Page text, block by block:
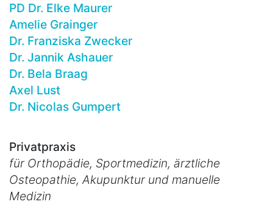
PD Dr. Elke Maurer
Amelie Grainger
Dr. Franziska Zwecker
Dr. Jannik Ashauer
Dr. Bela Braag
Axel Lust
Dr. Nicolas Gumpert
Privatpraxis
für Orthopädie, Sportmedizin, ärztliche
Osteopathie, Akupunktur und manuelle
Medizin